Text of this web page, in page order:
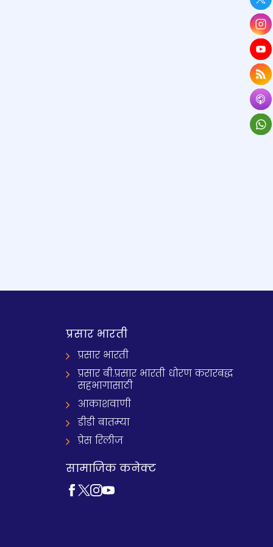
प्रसार भारती
प्रसार भारती
प्रसार बी.प्रसार भारती धोरण करारबद्ध
सहभागासाठी
आकाशवाणी
डीडी बातम्या
प्रेस रिलीज
सामाजिक कनेक्ट